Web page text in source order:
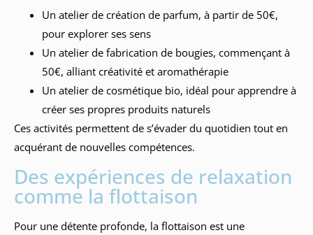
Un atelier de création de parfum, à partir de 50€,
pour explorer ses sens
Un atelier de fabrication de bougies, commençant à
50€, alliant créativité et aromathérapie
Un atelier de cosmétique bio, idéal pour apprendre à
créer ses propres produits naturels
Ces activités permettent de s’évader du quotidien tout en
acquérant de nouvelles compétences.
Des expériences de relaxation
comme la flottaison
Pour une détente profonde, la flottaison est une